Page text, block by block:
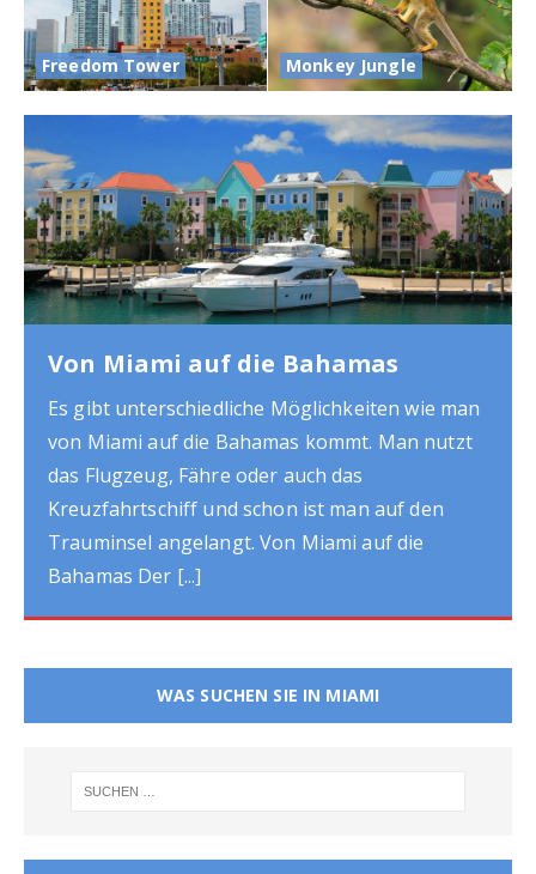
Freedom Tower Monkey Jungle
Hop On Hop Off Tour
Bei einer Hop On Hop Off Tour in Miami
bekommt man die bekanntesten
Sehenswürdigkeiten der Stadt gezeigt. Hier
erfährt man was diese kostet und ob sich diese
auch lohnt für Touristen. Informationen zur
Hop On[...]
WAS SUCHEN SIE IN MIAMI